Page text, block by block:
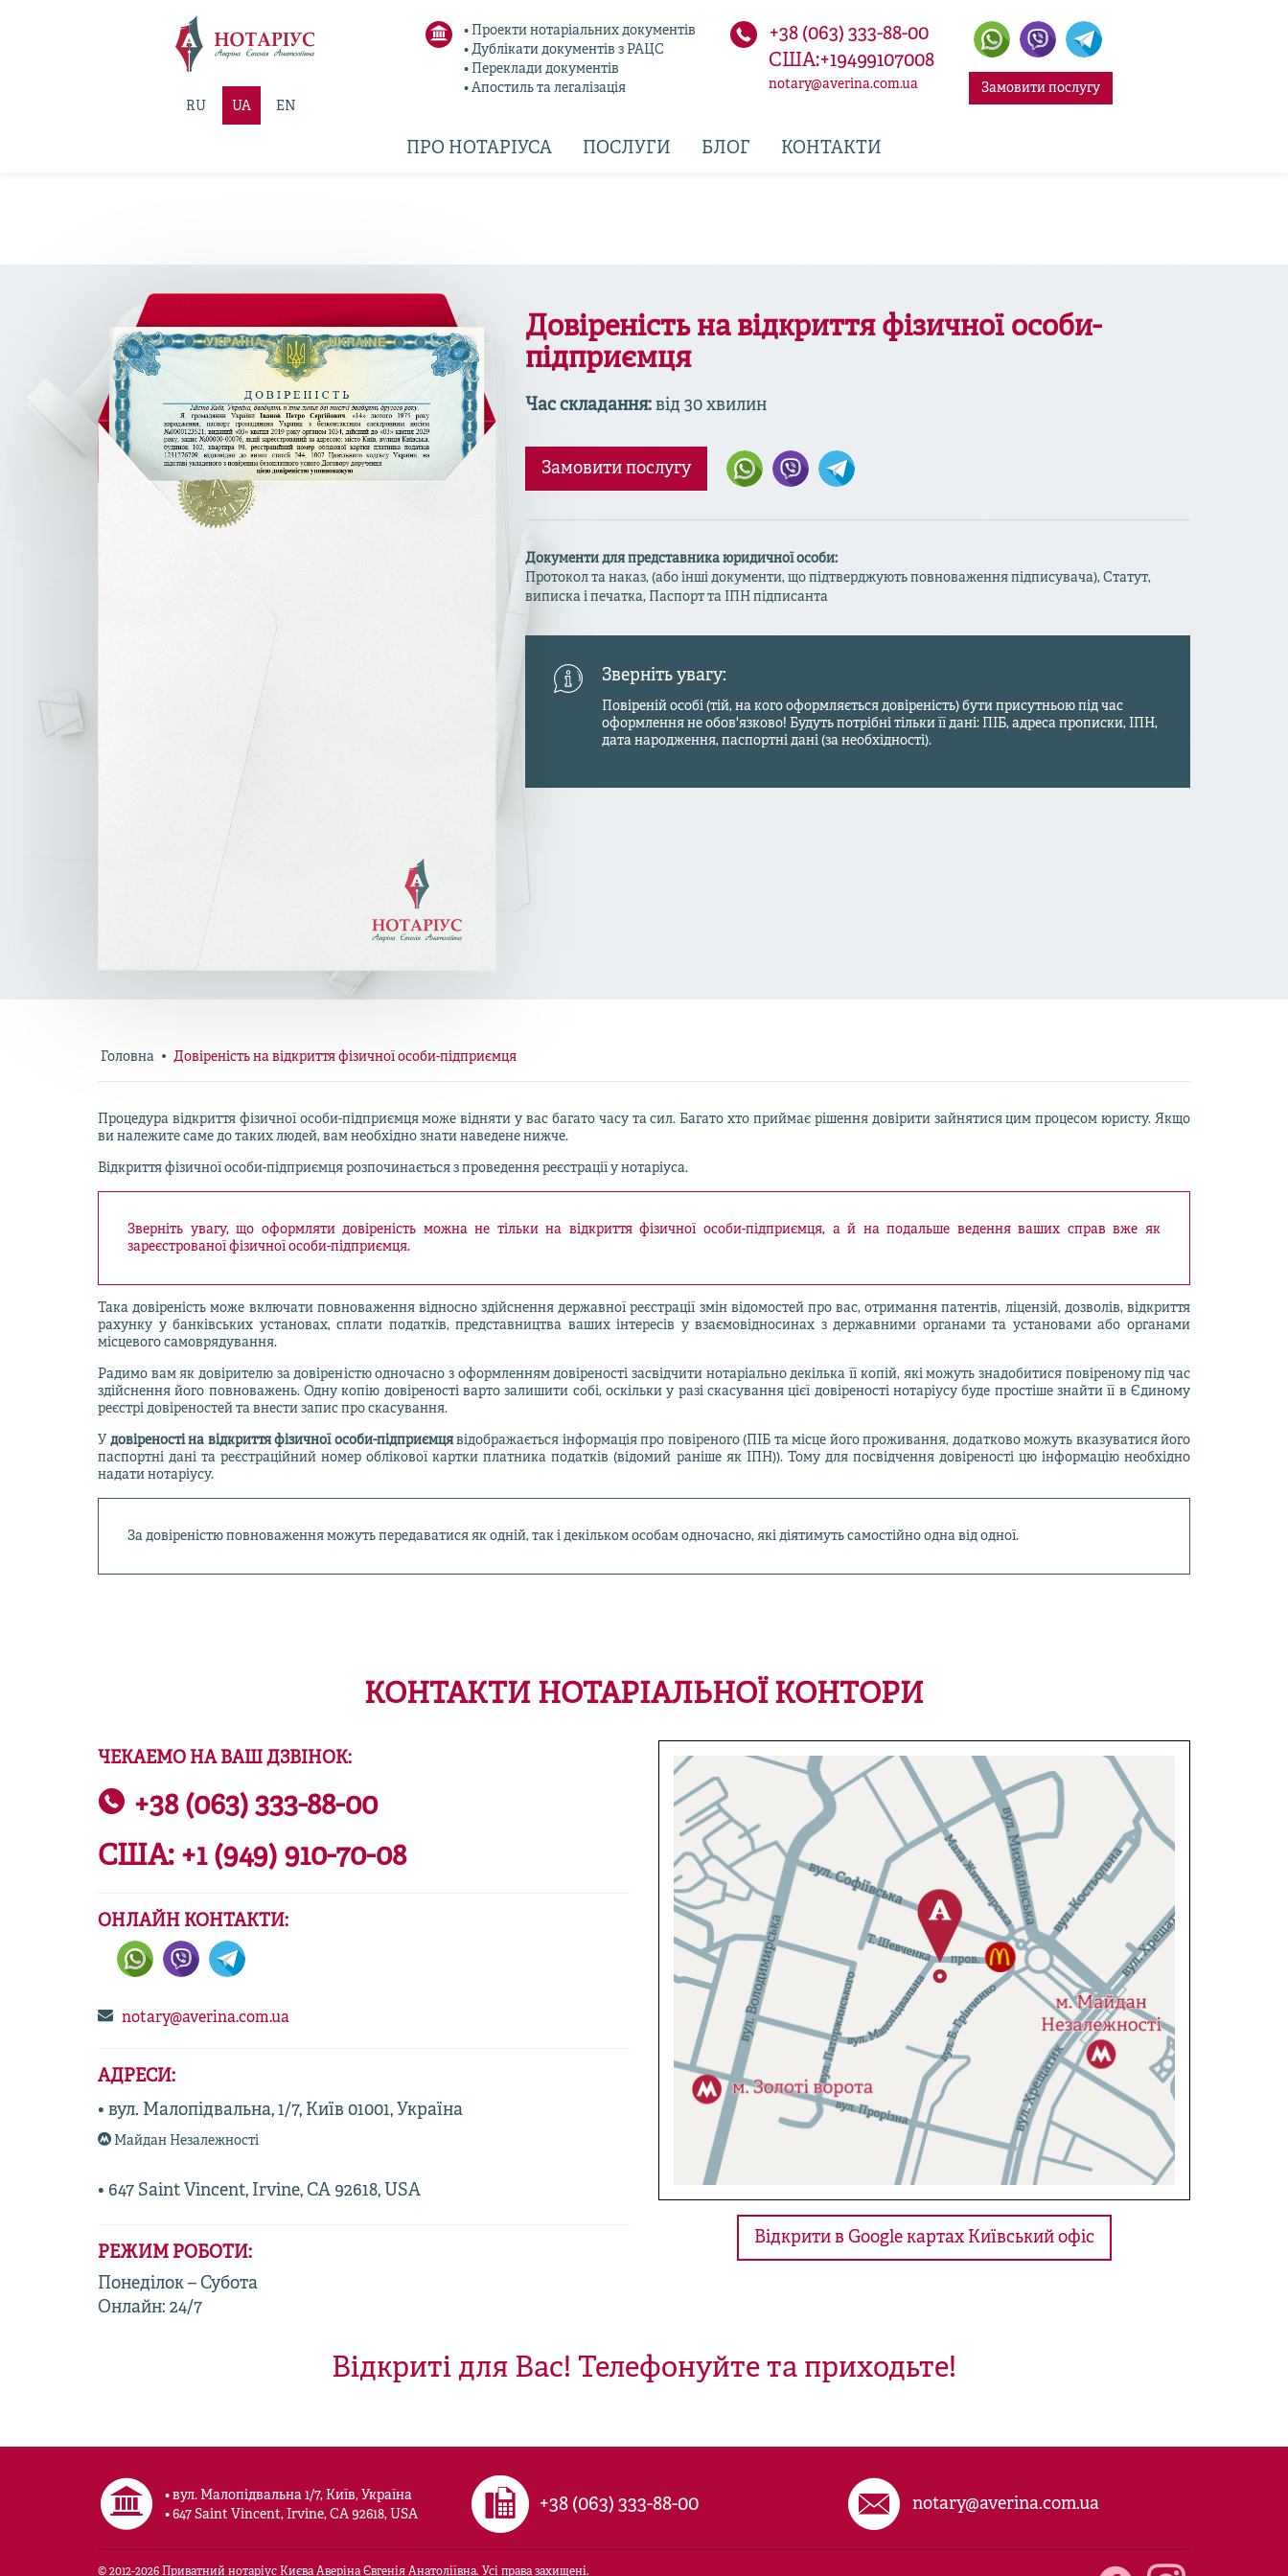
RU UA EN
• Проекти нотаріальних документів
• Дублікати документів з РАЦС
• Переклади документів
• Апостиль та легалізація
+38 (063) 333-88-00
США:+19499107008
notary@averina.com.ua Замовити послугу
ПРО НОТАРІУСА ПОСЛУГИ БЛОГ КОНТАКТИ
Довіреність на відкриття фізичної особи-
підприємця
Час складання:від 30 хвилин
Замовити послугу
Документи для представника юридичної особи:
Протокол та наказ, (або інші документи, що підтверджують повноваження підписувача), Статут,
виписка і печатка, Паспорт та ІПН підписанта
Зверніть увагу:
Повіреній особі (тій, на кого оформляється довіреність) бути присутньою під час
оформлення не обов'язково! Будуть потрібні тільки її дані: ПІБ, адреса прописки, ІПН,
дата народження, паспортні дані (за необхідності).
Головна Довіреність на відкриття фізичної особи-підприємця
Процедура відкриття фізичної особи-підприємця може відняти у вас багато часу та сил. Багато хто приймає рішення довірити зайнятися цим процесом юристу. Якщо
ви належите саме до таких людей, вам необхідно знати наведене нижче.
Відкриття фізичної особи-підприємця розпочинається з проведення реєстрації у нотаріуса.
Зверніть увагу, що оформляти довіреність можна не тільки на відкриття фізичної особи-підприємця, а й на подальше ведення ваших справ вже як
зареєстрованої фізичної особи-підприємця.
Така довіреність може включати повноваження відносно здійснення державної реєстрації змін відомостей про вас, отримання патентів, ліцензій, дозволів, відкриття
рахунку у банківських установах, сплати податків, представництва ваших інтересів у взаємовідносинах з державними органами та установами або органами
місцевого самоврядування.
Радимо вам як довірителю за довіреністю одночасно з оформленням довіреності засвідчити нотаріально декілька її копій, які можуть знадобитися повіреному під час
здійснення його повноважень. Одну копію довіреності варто залишити собі, оскільки у разі скасування цієї довіреності нотаріусу буде простіше знайти її в Єдиному
реєстрі довіреностей та внести запис про скасування.
У довіреності на відкриття фізичної особи-підприємцявідображається інформація про повіреного (ПІБ та місце його проживання, додатково можуть вказуватися його
паспортні дані та реєстраційний номер облікової картки платника податків (відомий раніше як ІПН)). Тому для посвідчення довіреності цю інформацію необхідно
надати нотаріусу.
За довіреністю повноваження можуть передаватися як одній, так і декільком особам одночасно, які діятимуть самостійно одна від одної.
КОНТАКТИ НОТАРІАЛЬНОЇ КОНТОРИ
ЧЕКАЕМО НА ВАШ ДЗВІНОК:
+38 (063) 333-88-00
США: +1 (949) 910-70-08
ОНЛАЙН КОНТАКТИ:
notary@averina.com.ua
АДРЕСИ:
• вул. Малопідвальна, 1/7, Київ 01001, Україна
Майдан Незалежності
• 647 Saint Vincent, Irvine, CA 92618, USA
РЕЖИМ РОБОТИ:
Понеділок – Субота
Онлайн: 24/7
Відкрити в Google картах Київський офіс
Відкриті для Вас! Телефонуйте та приходьте!
• вул. Малопідвальна 1/7, Київ, Україна
• 647 Saint Vincent, Irvine, CA 92618, USA
+38 (063) 333-88-00 notary@averina.com.ua
© 2012-2026 Приватний нотаріус Києва Аверіна Євгенія Анатоліївна. Усі права захищені.